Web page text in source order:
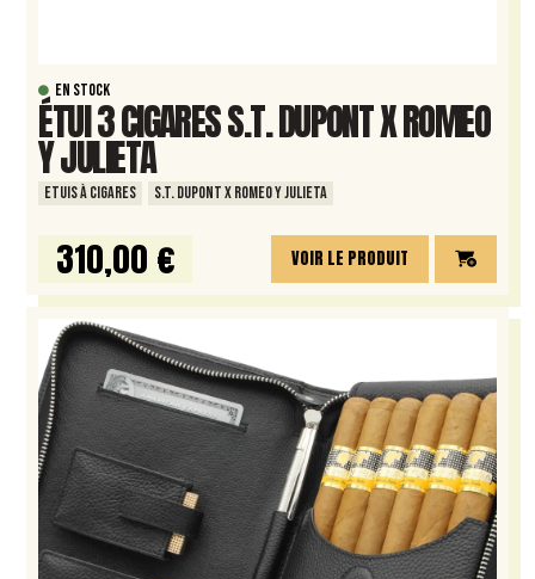
EN STOCK
ÉTUI 3 CIGARES S.T. DUPONT X ROMEO
Y JULIETA
ETUIS À CIGARES S.T. DUPONT X ROMEO Y JULIETA
310,00 € VOIR LE PRODUIT